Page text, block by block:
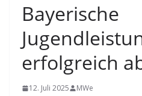
Bayerische
erfolgreich
12. Juli 2025 MWe